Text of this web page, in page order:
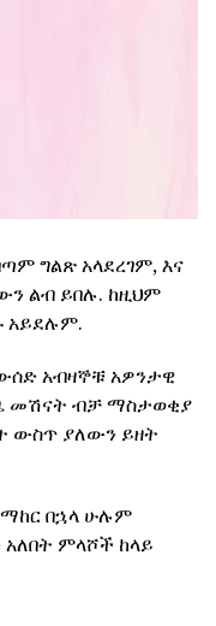
ግልጽ አላደረገም, እና
ልብ ይበሉ. ከዚህም
አይደሉም.
አብዛኞቹ አዎንታዊ
መሽናት ብቻ ማስታወቂያ
ውስጥ ያለውን ይዘት
በኋላ ሁሉም
ምላሾች ከላይ